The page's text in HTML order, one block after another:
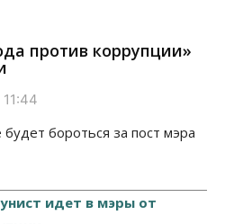
против коррупции»
бороться за пост мэра